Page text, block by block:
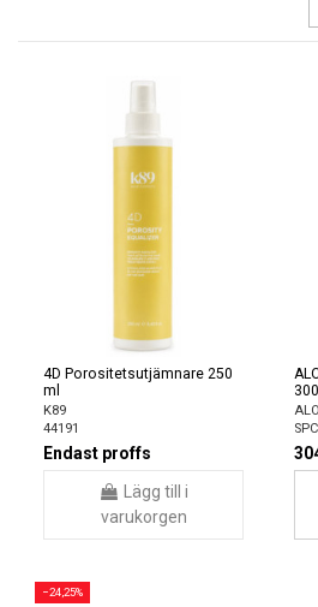
4D Porositetsutjämnare 250
ml
K89
44191
Endast proffs
Lägg till i
varukorgen
−24,25%